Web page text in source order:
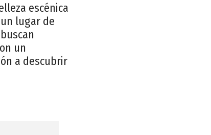
escénica
lugar de
un
a descubrir